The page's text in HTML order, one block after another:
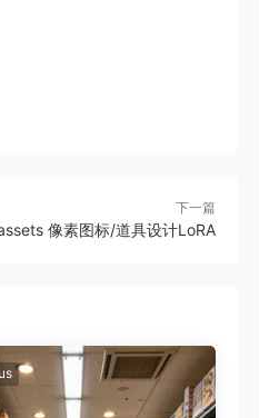
下一篇
像素图标/道具设计LoRA